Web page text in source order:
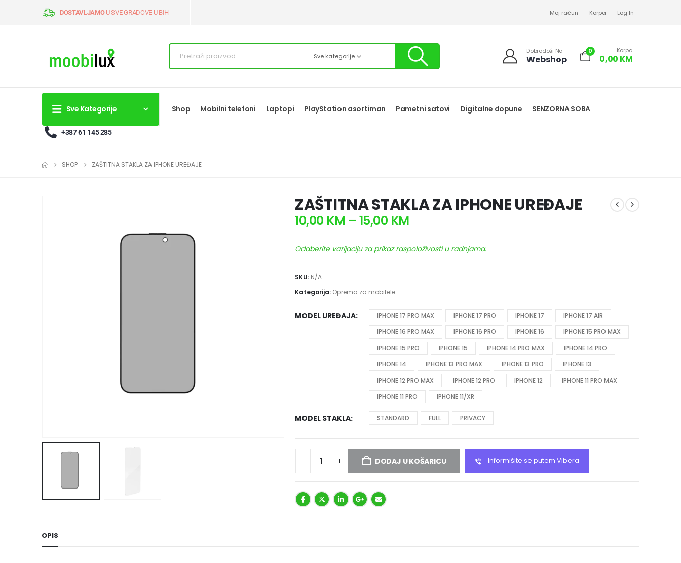
DOSTAVLJAMOU SVE GRADOVE U BIH Moj račun Korpa Log In
Sve kategorije
Dobrodoši Na
Webshop
0 Korpa
0,00 KM
Sve Kategorije Shop Mobilni telefoni Laptopi PlayStation asortiman Pametni satovi Digitalne dopune SENZORNA SOBA
+387 61 145 285
SHOP ZAŠTITNA STAKLA ZA IPHONE UREĐAJE
ZAŠTITNA STAKLA ZA IPHONE UREĐAJE
10,00 KM – 15,00 KM
Odaberite varijaciju za prikaz raspoloživosti u radnjama.
SKU: N/A
Kategorija: Oprema za mobitele
MODEL UREĐAJA IPHONE 17 PRO MAX IPHONE 17 PRO IPHONE 17
IPHONE 17 AIR
IPHONE 16 PRO MAX
IPHONE 16 PRO IPHONE 16
IPHONE 15 PRO MAX
IPHONE 15 PRO
IPHONE 15 IPHONE 14 PRO MAX
IPHONE 14 PRO
IPHONE 14
IPHONE 13 PRO MAX IPHONE 13 PRO
IPHONE 13
IPHONE 12 PRO MAX
IPHONE 12 PRO IPHONE 12
IPHONE 11 PRO MAX
IPHONE 11 PRO
IPHONE 11/XR
MODEL STAKLA STANDARD FULL PRIVACY
DODAJ U KOŠARICU Informišite se putem Vibera
OPIS